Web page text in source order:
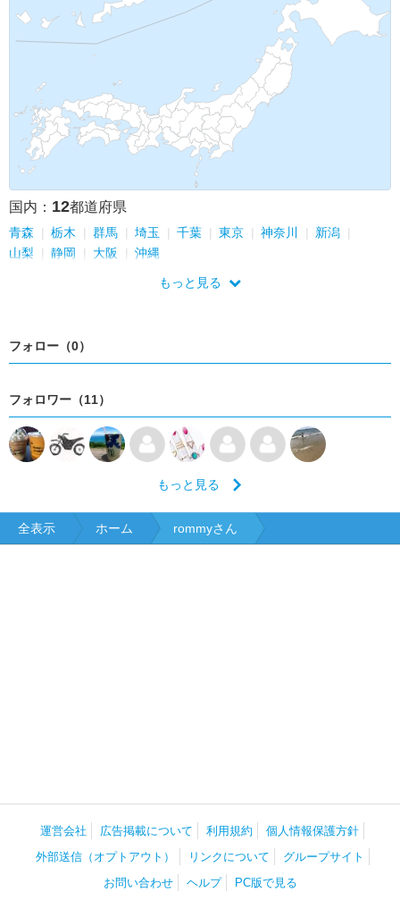
国内： 12都道府県
青森 栃木 群馬 埼玉 千葉 東京 神奈川
新潟
山梨
静岡 大阪 沖縄
もっと見る
フォロー（0）
フォロワー（11）
もっと見る
全表示 ホーム rommyさん
運営会社 広告掲載について 利用規約
個人情報保護方針
外部送信（オプトアウト）
リンクについて
グループサイト
お問い合わせ
ヘルプ PC版で見る